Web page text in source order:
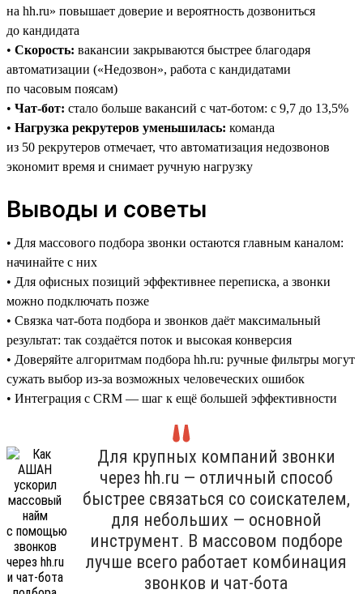
на hh.ru» повышает доверие и вероятность дозвониться
до кандидата
• Скорость: вакансии закрываются быстрее благодаря
автоматизации («Недозвон», работа с кандидатами
по часовым поясам)
• Чат-бот: стало больше вакансий с чат-ботом: с 9,7 до 13,5%
• Нагрузка рекрутеров уменьшилась: команда
из 50 рекрутеров отмечает, что автоматизация недозвонов
экономит время и снимает ручную нагрузку
Выводы и советы
• Для массового подбора звонки остаются главным каналом:
начинайте с них
• Для офисных позиций эффективнее переписка, а звонки
можно подключать позже
• Связка чат-бота подбора и звонков даёт максимальный
результат: так создаётся поток и высокая конверсия
• Доверяйте алгоритмам подбора hh.ru: ручные фильтры могут
сужать выбор из-за возможных человеческих ошибок
• Интеграция с CRM — шаг к ещё большей эффективности
Для крупных компаний звонки
через hh.ru — отличный способ
быстрее связаться со соискателем,
для небольших — основной
инструмент. В массовом подборе
лучше всего работает комбинация
звонков и чат-бота